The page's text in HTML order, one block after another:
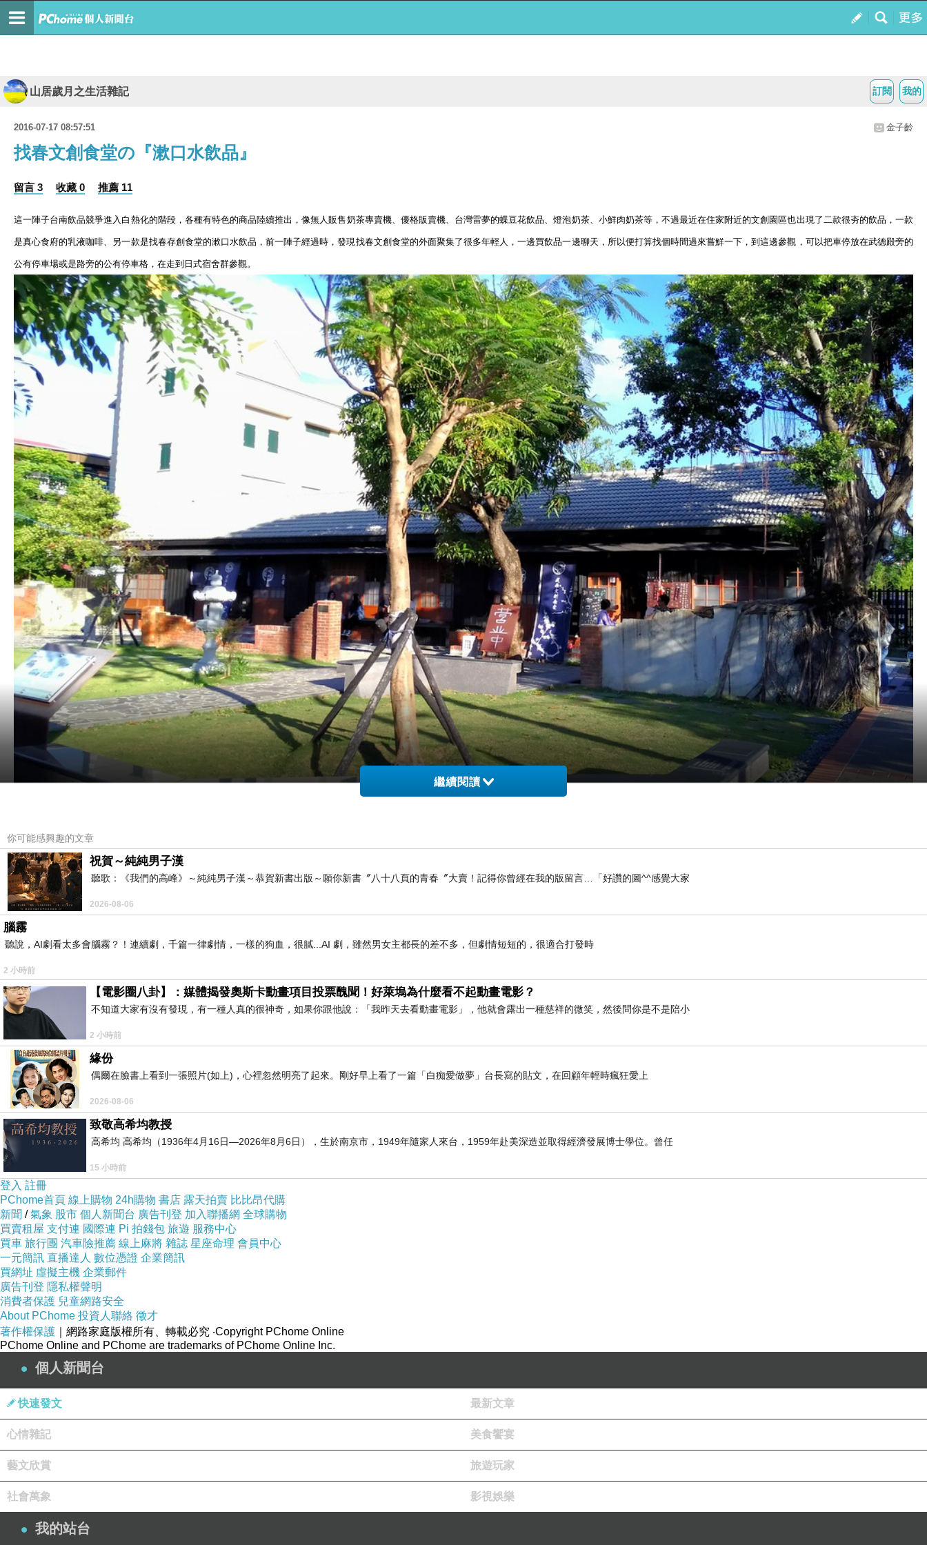
我的
訂閱
山居歲月之生活雜記
2016-07-17 08:57:51 金子齡
找春文創食堂の『漱口水飲品』
留言 3 收藏 0 推薦 11
這一陣子台南飲品競爭進入白熱化的階段，各種有特色的商品陸續推出，像無人販售奶茶專賣機、優格販賣機、台灣雷夢的蝶豆花飲品、燈泡奶茶、小鮮肉奶茶等，不過最近在住家附近的文創園區也出現了二款很夯的飲品，一款
是真心食府的乳液咖啡、另一款是找春存創食堂的漱口水飲品，前一陣子經過時，發現找春文創食堂的外面聚集了很多年輕人，一邊買飲品一邊聊天，所以便打算找個時間過來嘗鮮一下，到這邊參觀，可以把車停放在武德殿旁的
公有停車場或是路旁的公有停車格，在走到日式宿舍群參觀。
藏、食堂等，而目前最知名的，就是位於日式宿舍群裡的「真心食府」及「找春文創食堂」，而這一次要分享的便是「找春文創食堂」，這一家店的特色是主打漱口水飲品，這一陣子在網路上常看到網友分享，成為在地的特色飲
品。
這一個新的日式宿舍群自1922年已興建，乃是日本人「第一代判任官丁種二號官舍」，經復修後成為「找春文創食堂」。
繼續閱讀
你可能感興趣的文章
祝賀～純純男子漢
聽歌：《我們的高峰》～純純男子漢～恭賀新書出版～願你新書〞八十八頁的青春〞大賣！記得你曾經在我的版留言…「好讚的圖^^感覺大家
2026-08-06
腦霧
聽說，AI劇看太多會腦霧？！連續劇，千篇一律劇情，一樣的狗血，很膩...AI 劇，雖然男女主都長的差不多，但劇情短短的，很適合打發時
2 小時前
【電影圈八卦】：媒體揭發奧斯卡動畫項目投票醜聞！好萊塢為什麼看不起動畫電影？
不知道大家有沒有發現，有一種人真的很神奇，如果你跟他說：「我昨天去看動畫電影」，他就會露出一種慈祥的微笑，然後問你是不是陪小
2 小時前
緣份
偶爾在臉書上看到一張照片(如上)，心裡忽然明亮了起來。剛好早上看了一篇「白痴愛做夢」台長寫的貼文，在回顧年輕時瘋狂愛上
2026-08-06
致敬高希均教授
高希均 高希均（1936年4月16日—2026年8月6日），生於南京市，1949年隨家人來台，1959年赴美深造並取得經濟發展博士學位。曾任
15 小時前
登入 註冊
PChome首頁 線上購物 24h購物 書店 露天拍賣 比比昂代購
新聞 /氣象 股市 個人新聞台 廣告刊登 加入聯播網 全球購物
買賣租屋 支付連 國際連 Pi 拍錢包 旅遊 服務中心
買車 旅行團 汽車險推薦 線上麻將 雜誌 星座命理 會員中心
一元簡訊 直播達人 數位憑證 企業簡訊
買網址 虛擬主機 企業郵件
廣告刊登 隱私權聲明
消費者保護 兒童網路安全
About PChome 投資人聯絡 徵才
著作權保護 ｜網路家庭版權所有、轉載必究 ‧Copyright PChome Online
PChome Online and PChome are trademarks of PChome Online Inc.
個人新聞台
快速發文 最新文章
心情雜記 美食饗宴
藝文欣賞 旅遊玩家
社會萬象 影視娛樂
我的站台